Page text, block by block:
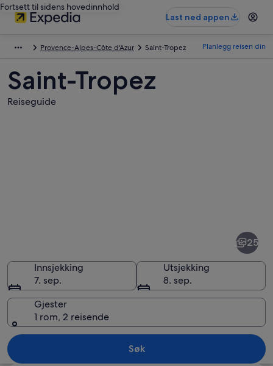
Fortsett til sidens hovedinnhold
Last ned appen
Provence-Alpes-Côte d'Azur Saint-Tropez Planlegg reisen din
Saint-Tropez
Reiseguide
25
Innsjekking
7. sep.
Utsjekking
8. sep.
Gjester
1 rom, 2 reisende
Søk